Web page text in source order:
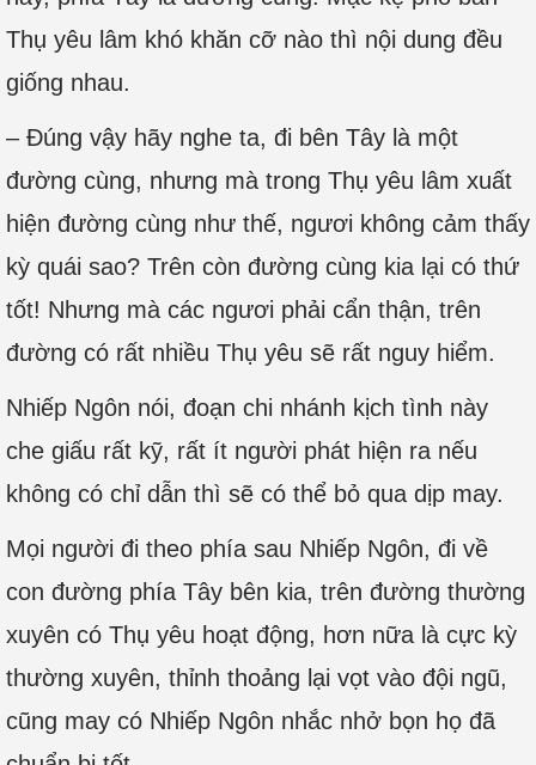
Thụ yêu lâm khó khăn cỡ nào thì nội dung đều
giống nhau.
– Đúng vậy hãy nghe ta, đi bên Tây là một
đường cùng, nhưng mà trong Thụ yêu lâm xuất
hiện đường cùng như thế, ngươi không cảm thấy
kỳ quái sao? Trên còn đường cùng kia lại có thứ
tốt! Nhưng mà các ngươi phải cẩn thận, trên
đường có rất nhiều Thụ yêu sẽ rất nguy hiểm.
Nhiếp Ngôn nói, đoạn chi nhánh kịch tình này
che giấu rất kỹ, rất ít người phát hiện ra nếu
không có chỉ dẫn thì sẽ có thể bỏ qua dịp may.
Mọi người đi theo phía sau Nhiếp Ngôn, đi về
con đường phía Tây bên kia, trên đường thường
xuyên có Thụ yêu hoạt động, hơn nữa là cực kỳ
thường xuyên, thỉnh thoảng lại vọt vào đội ngũ,
cũng may có Nhiếp Ngôn nhắc nhở bọn họ đã